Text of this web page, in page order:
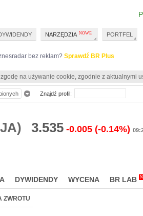
bez reklam? Sprawdź BR Plus
na używanie cookie, zgodnie z aktualnymi
3.535 -0.005 (-0.14%)
DYWIDENDY WYCENA BR LAB
ZWROTU
Znajdź profil:
NARZĘDZIA PORTFEL